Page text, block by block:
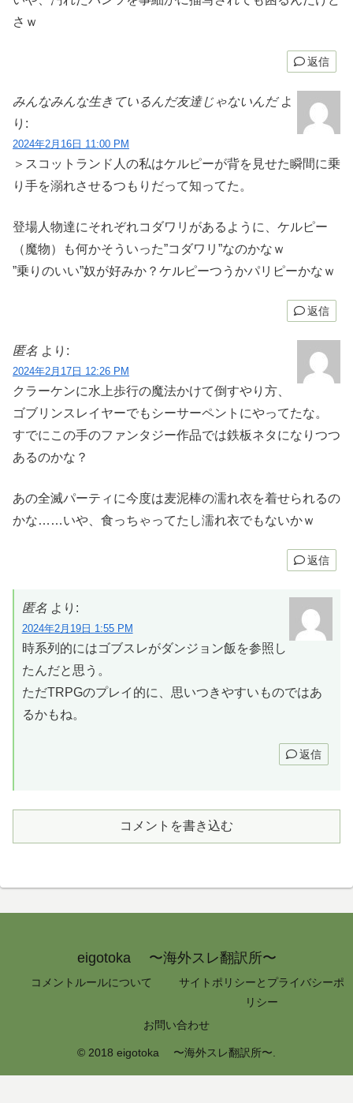
さｗ
返信
みんなみんな生きているんだ友達じゃないんだ よ
り:
2024年2月16日 11:00 PM
＞スコットランド人の私はケルピーが背を見せた瞬間に乗
り手を溺れさせるつもりだって知ってた。
登場人物達にそれぞれコダワリがあるように、ケルピー
（魔物）も何かそういった”コダワリ”なのかなｗ
”乗りのいい”奴が好みか？ケルピーつうかパリピーかなｗ
返信
匿名 より:
2024年2月17日 12:26 PM
クラーケンに水上歩行の魔法かけて倒すやり方、
ゴブリンスレイヤーでもシーサーペントにやってたな。
すでにこの手のファンタジー作品では鉄板ネタになりつつ
あるのかな？
あの全滅パーティに今度は麦泥棒の濡れ衣を着せられるの
かな……いや、食っちゃってたし濡れ衣でもないかｗ
返信
匿名 より:
2024年2月19日 1:55 PM
時系列的にはゴブスレがダンジョン飯を参照し
たんだと思う。
ただTRPGのプレイ的に、思いつきやすいものではあ
るかもね。
返信
コメントを書き込む
eigotoka 〜海外スレ翻訳所〜
コメントルールについて
サイトポリシーとプライバシーポ
リシー
お問い合わせ
© 2018 eigotoka 〜海外スレ翻訳所〜.